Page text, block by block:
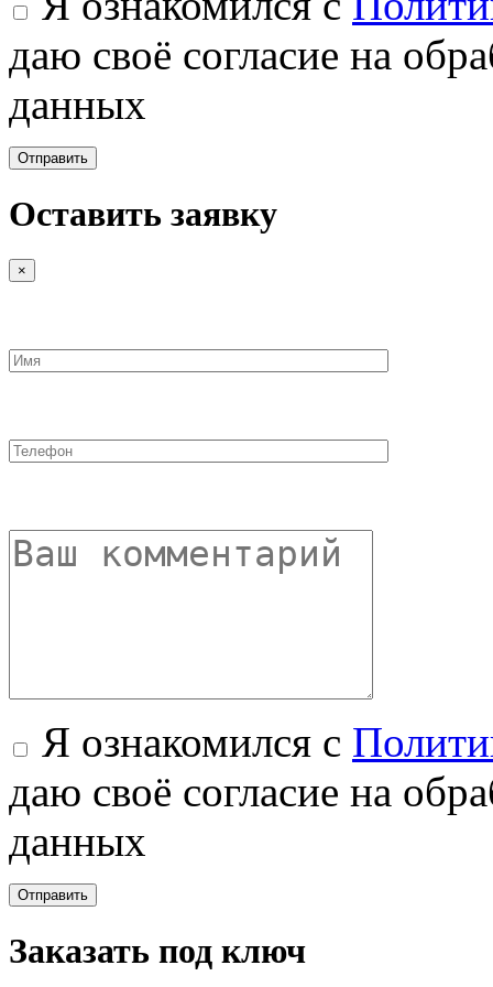
даю своё согласие на
данных
Оставить заявку
×
Я ознакомился с
даю своё согласие на
данных
Заказать под ключ